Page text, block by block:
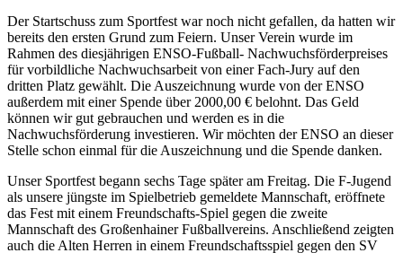
Der Startschuss zum Sportfest war noch nicht gefallen, da hatten wir
bereits den ersten Grund zum Feiern. Unser Verein wurde im
Rahmen des diesjährigen ENSO-Fußball- Nachwuchsförderpreises
für vorbildliche Nachwuchsarbeit von einer Fach-Jury auf den
dritten Platz gewählt. Die Auszeichnung wurde von der ENSO
außerdem mit einer Spende über 2000,00 € belohnt. Das Geld
können wir gut gebrauchen und werden es in die
Nachwuchsförderung investieren. Wir möchten der ENSO an dieser
Stelle schon einmal für die Auszeichnung und die Spende danken.
Unser Sportfest begann sechs Tage später am Freitag. Die F-Jugend
als unsere jüngste im Spielbetrieb gemeldete Mannschaft, eröffnete
das Fest mit einem Freundschafts-Spiel gegen die zweite
Mannschaft des Großenhainer Fußballvereins. Anschließend zeigten
auch die Alten Herren in einem Freundschaftsspiel gegen den SV